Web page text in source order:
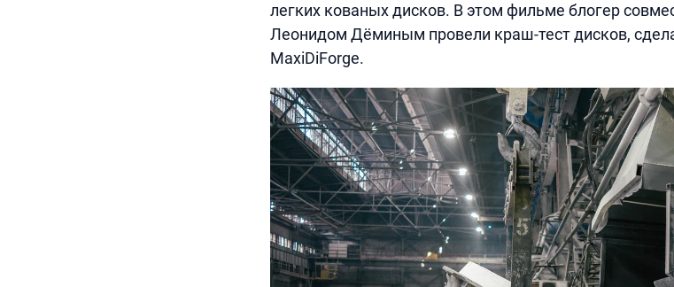
легких кованых дисков. В этом фильме блогер
Леонидом Дёминым провели краш-тест дисков,
MaxiDiForge.